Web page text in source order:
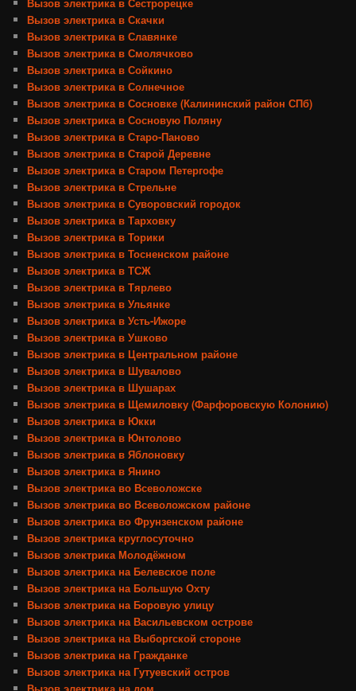
Вызов электрика в Скачки
Вызов электрика в Славянке
Вызов электрика в Смолячково
Вызов электрика в Сойкино
Вызов электрика в Солнечное
Вызов электрика в Сосновке (Калининский район СПб)
Вызов электрика в Сосновую Поляну
Вызов электрика в Старо-Паново
Вызов электрика в Старой Деревне
Вызов электрика в Старом Петергофе
Вызов электрика в Стрельне
Вызов электрика в Суворовский городок
Вызов электрика в Тарховку
Вызов электрика в Торики
Вызов электрика в Тосненском районе
Вызов электрика в ТСЖ
Вызов электрика в Тярлево
Вызов электрика в Ульянке
Вызов электрика в Усть-Ижоре
Вызов электрика в Ушково
Вызов электрика в Центральном районе
Вызов электрика в Шувалово
Вызов электрика в Шушарах
Вызов электрика в Щемиловку (Фарфоровскую Колонию)
Вызов электрика в Юкки
Вызов электрика в Юнтолово
Вызов электрика в Яблоновку
Вызов электрика в Янино
Вызов электрика во Всеволожске
Вызов электрика во Всеволожском районе
Вызов электрика во Фрунзенском районе
Вызов электрика круглосуточно
Вызов электрика Молодёжном
Вызов электрика на Белевское поле
Вызов электрика на Большую Охту
Вызов электрика на Боровую улицу
Вызов электрика на Васильевском острове
Вызов электрика на Выборгской стороне
Вызов электрика на Гражданке
Вызов электрика на Гутуевский остров
Вызов электрика на дом